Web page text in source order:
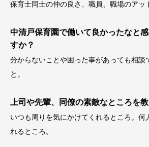
保育士同士の仲の良さ、職員、職場のアッ
中清戸保育園で働いて良かったなと
すか？
分からないことや困った事があっても相談
と。
上司や先輩、同僚の素敵なところを
いつも周りを気にかけてくれるところ。何
れるところ。